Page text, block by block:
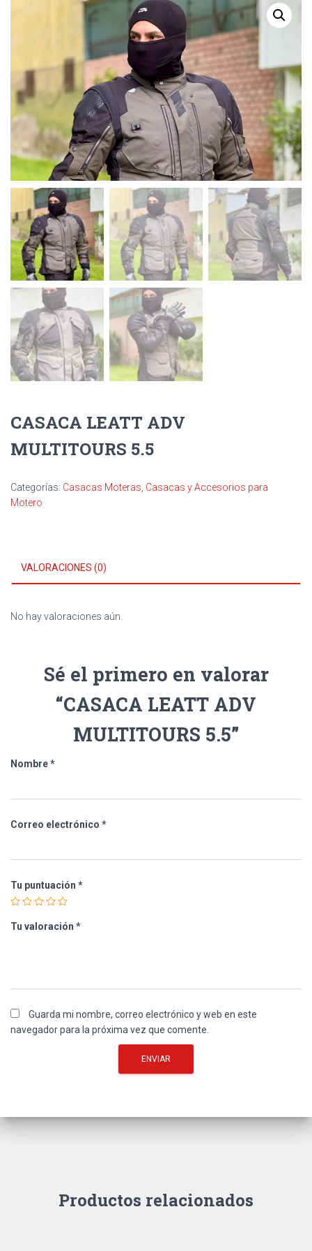
CASACA LEATT ADV
MULTITOURS 5.5
Categorías: Casacas Moteras, Casacas y Accesorios para
Motero
VALORACIONES (0)
No hay valoraciones aún.
Sé el primero en valorar
“CASACA LEATT ADV
MULTITOURS 5.5”
Nombre*
Correo electrónico *
Tu puntuación *
Tu valoración *
Guarda mi nombre, correo electrónico y web en este
navegador para la próxima vez que comente.
Productos relacionados